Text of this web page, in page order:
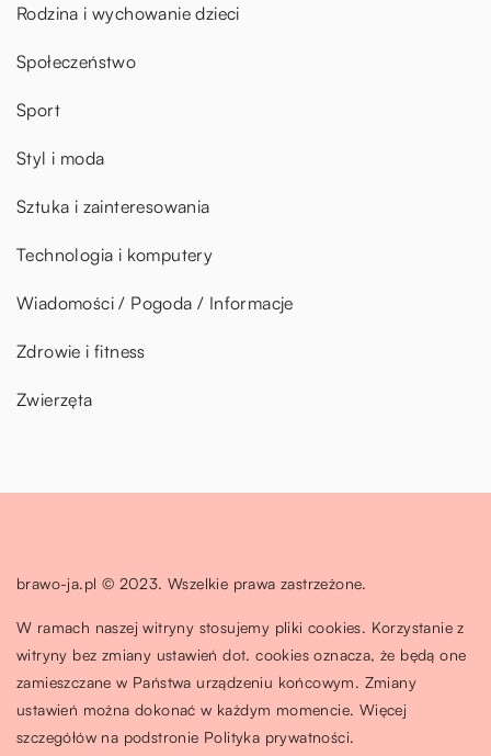
Rodzina i wychowanie dzieci
Społeczeństwo
Sport
Styl i moda
Sztuka i zainteresowania
Technologia i komputery
Wiadomości / Pogoda / Informacje
Zdrowie i fitness
Zwierzęta
brawo-ja.pl © 2023. Wszelkie prawa zastrzeżone.
W ramach naszej witryny stosujemy pliki cookies. Korzystanie z
witryny bez zmiany ustawień dot. cookies oznacza, że będą one
zamieszczane w Państwa urządzeniu końcowym. Zmiany
ustawień można dokonać w każdym momencie. Więcej
szczegółów na podstronie Polityka prywatności.